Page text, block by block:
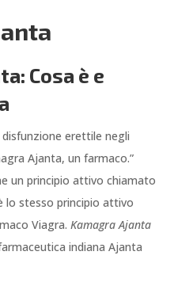
Cosa è e
erettile negli
Ajanta, un farmaco.”
un principio attivo chiamato
lo stesso principio attivo
Viagra. Kamagra Ajanta
indiana Ajanta